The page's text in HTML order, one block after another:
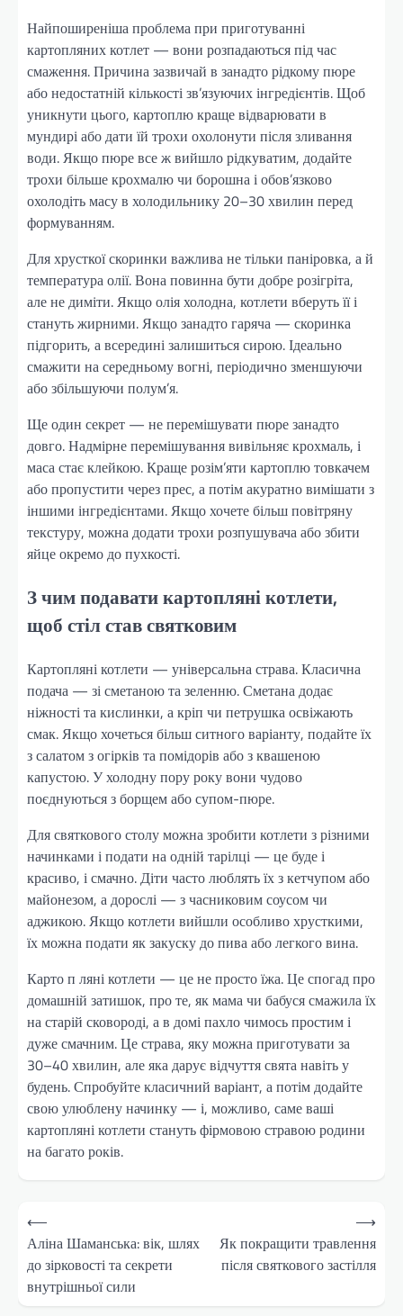
Найпоширеніша проблема при приготуванні
картопляних котлет — вони розпадаються під час
смаження. Причина зазвичай в занадто рідкому пюре
або недостатній кількості зв’язуючих інгредієнтів. Щоб
уникнути цього, картоплю краще відварювати в
мундирі або дати їй трохи охолонути після зливання
води. Якщо пюре все ж вийшло рідкуватим, додайте
трохи більше крохмалю чи борошна і обов’язково
охолодіть масу в холодильнику 20–30 хвилин перед
формуванням.
Для хрусткої скоринки важлива не тільки паніровка, а й
температура олії. Вона повинна бути добре розігріта,
але не диміти. Якщо олія холодна, котлети вберуть її і
стануть жирними. Якщо занадто гаряча — скоринка
підгорить, а всередині залишиться сирою. Ідеально
смажити на середньому вогні, періодично зменшуючи
або збільшуючи полум’я.
Ще один секрет — не перемішувати пюре занадто
довго. Надмірне перемішування вивільняє крохмаль, і
маса стає клейкою. Краще розім’яти картоплю товкачем
або пропустити через прес, а потім акуратно вимішати з
іншими інгредієнтами. Якщо хочете більш повітряну
текстуру, можна додати трохи розпушувача або збити
яйце окремо до пухкості.
З чим подавати картопляні котлети,
щоб стіл став святковим
Картопляні котлети — універсальна страва. Класична
подача — зі сметаною та зеленню. Сметана додає
ніжності та кислинки, а кріп чи петрушка освіжають
смак. Якщо хочеться більш ситного варіанту, подайте їх
з салатом з огірків та помідорів або з квашеною
капустою. У холодну пору року вони чудово
поєднуються з борщем або супом-пюре.
Для святкового столу можна зробити котлети з різними
начинками і подати на одній тарілці — це буде і
красиво, і смачно. Діти часто люблять їх з кетчупом або
майонезом, а дорослі — з часниковим соусом чи
аджикою. Якщо котлети вийшли особливо хрусткими,
їх можна подати як закуску до пива або легкого вина.
Карто п ляні котлети — це не просто їжа. Це спогад про
домашній затишок, про те, як мама чи бабуся смажила їх
на старій сковороді, а в домі пахло чимось простим і
дуже смачним. Це страва, яку можна приготувати за
30–40 хвилин, але яка дарує відчуття свята навіть у
будень. Спробуйте класичний варіант, а потім додайте
свою улюблену начинку — і, можливо, саме ваші
картопляні котлети стануть фірмовою стравою родини
на багато років.
Навігація
записів
⟵
Аліна Шаманська: вік, шлях
до зірковості та секрети
внутрішньої сили
Як покращити травлення
після святкового застілля
⟶